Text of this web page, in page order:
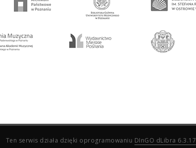
Ten serwis działa dzięki oprogramowaniu DInGO dLibra 6.3.17